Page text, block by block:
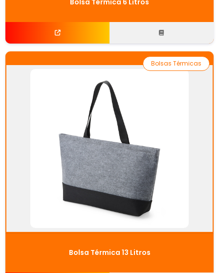
Bolsa Térmica 6 Litros
Bolsa Térmica 13 Litros
Bolsas Térmicas